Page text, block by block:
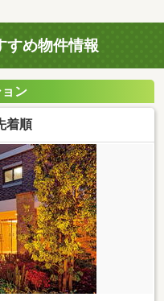
すめ物件情報
ン
着順